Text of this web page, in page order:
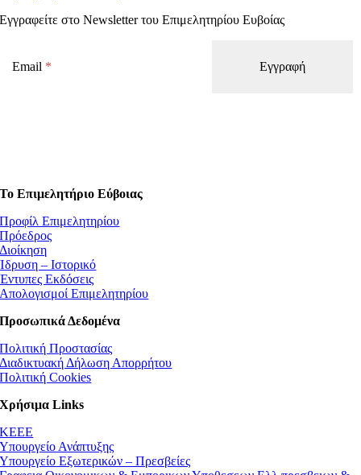
Εγγραφείτε στο Newsletter του Επιμελητηρίου Ευβοίας
Email
Το Επιμελητήριο Εύβοιας
Προφίλ Επιμελητηρίου
Πρόεδρος
Διοίκηση
Ίδρυση – Ιστορικό
Έντυπες Εκδόσεις
Απολογισμοί Επιμελητηρίου
Προσωπικά Δεδομένα
Πολιτική Προστασίας
Διαδικτυακή Δήλωση Απορρήτου
Πολιτική Cookies
Χρήσιμα Links
ΚEEE
Υπουργείο Ανάπτυξης
Υπουργείο Εξωτερικών – Πρεσβείες